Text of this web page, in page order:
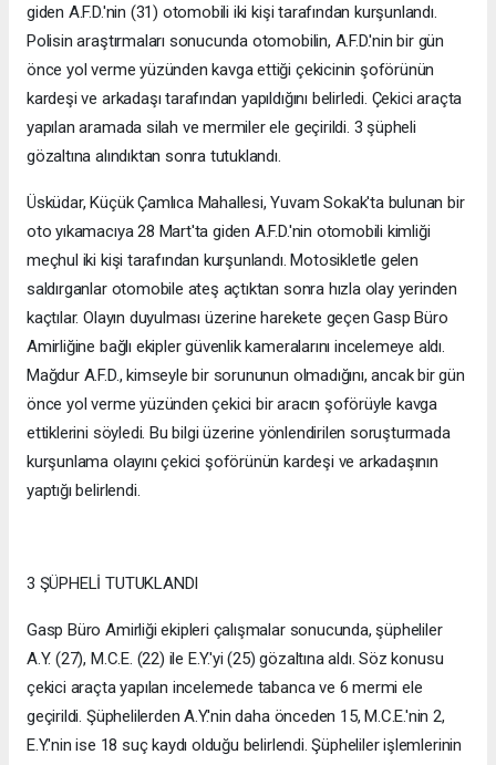
giden A.F.D.'nin (31) otomobili iki kişi tarafından kurşunlandı.
Polisin araştırmaları sonucunda otomobilin, A.F.D.'nin bir gün
önce yol verme yüzünden kavga ettiği çekicinin şoförünün
kardeşi ve arkadaşı tarafından yapıldığını belirledi. Çekici araçta
yapılan aramada silah ve mermiler ele geçirildi. 3 şüpheli
gözaltına alındıktan sonra tutuklandı.
Üsküdar, Küçük Çamlıca Mahallesi, Yuvam Sokak'ta bulunan bir
oto yıkamacıya 28 Mart'ta giden A.F.D.'nin otomobili kimliği
meçhul iki kişi tarafından kurşunlandı. Motosikletle gelen
saldırganlar otomobile ateş açtıktan sonra hızla olay yerinden
kaçtılar. Olayın duyulması üzerine harekete geçen Gasp Büro
Amirliğine bağlı ekipler güvenlik kameralarını incelemeye aldı.
Mağdur A.F.D., kimseyle bir sorununun olmadığını, ancak bir gün
önce yol verme yüzünden çekici bir aracın şoförüyle kavga
ettiklerini söyledi. Bu bilgi üzerine yönlendirilen soruşturmada
kurşunlama olayını çekici şoförünün kardeşi ve arkadaşının
yaptığı belirlendi.
3 ŞÜPHELİ TUTUKLANDI
Gasp Büro Amirliği ekipleri çalışmalar sonucunda, şüpheliler
A.Y. (27), M.C.E. (22) ile E.Y.'yi (25) gözaltına aldı. Söz konusu
çekici araçta yapılan incelemede tabanca ve 6 mermi ele
geçirildi. Şüphelilerden A.Y.'nin daha önceden 15, M.C.E.'nin 2,
E.Y.'nin ise 18 suç kaydı olduğu belirlendi. Şüpheliler işlemlerinin